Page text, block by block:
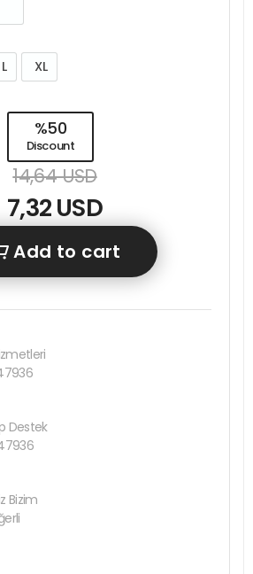
L XL
%50
Discount
14,64 USD
7,32 USD
Add to cart
Destek
Bizim